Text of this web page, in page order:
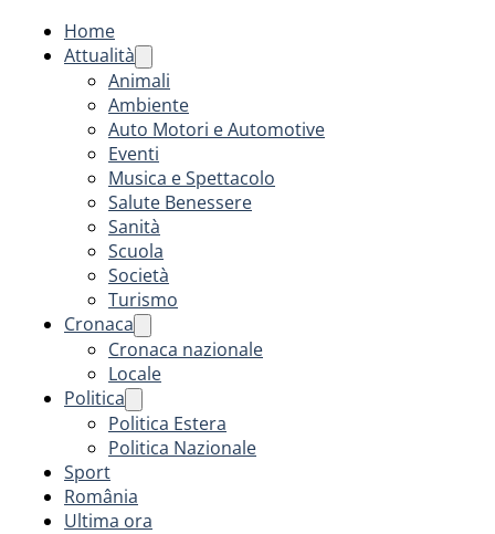
Home
Attualità
Animali
Ambiente
Auto Motori e Automotive
Eventi
Musica e Spettacolo
Salute Benessere
Sanità
Scuola
Società
Turismo
Cronaca
Cronaca nazionale
Locale
Politica
Politica Estera
Politica Nazionale
Sport
România
Ultima ora